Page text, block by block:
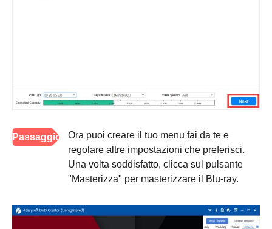
Passaggio
Ora puoi creare il tuo menu fai da te e
regolare altre impostazioni che preferisci.
Una volta soddisfatto, clicca sul pulsante
"Masterizza" per masterizzare il Blu-ray.